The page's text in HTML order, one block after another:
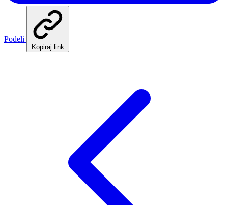
Podeli
Kopiraj link